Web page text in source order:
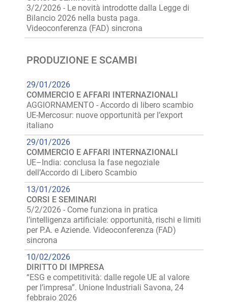
3/2/2026 - Le novità introdotte dalla Legge di
Bilancio 2026 nella busta paga.
Videoconferenza (FAD) sincrona
PRODUZIONE E SCAMBI
29/01/2026
COMMERCIO E AFFARI INTERNAZIONALI
AGGIORNAMENTO - Accordo di libero scambio
UE-Mercosur: nuove opportunità per l’export
italiano
29/01/2026
COMMERCIO E AFFARI INTERNAZIONALI
UE–India: conclusa la fase negoziale
dell’Accordo di Libero Scambio
13/01/2026
CORSI E SEMINARI
5/2/2026 - Come funziona in pratica
l’intelligenza artificiale: opportunità, rischi e limiti
per P.A. e Aziende. Videoconferenza (FAD)
sincrona
10/02/2026
DIRITTO DI IMPRESA
“ESG e competitività: dalle regole UE al valore
per l’impresa”. Unione Industriali Savona, 24
febbraio 2026